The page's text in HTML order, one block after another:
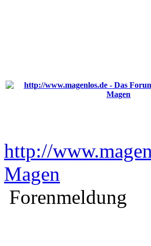
http://
Magen
Forenmeldung